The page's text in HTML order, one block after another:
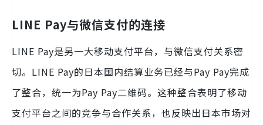
LINE Pay与微信支付的连接
LINE Pay是另一大移动支付平台，与微信支付关系密
切。LINE Pay的日本国内结算业务已经与Pay Pay完成
了整合，统一为Pay Pay二维码。这种整合表明了移动
支付平台之间的竞争与合作关系，也反映出日本市场对